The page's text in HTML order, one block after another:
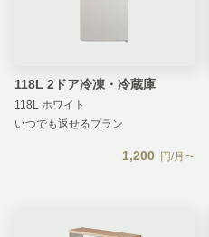
118L 2ドア冷凍・冷蔵庫
118L ホワイト
いつでも返せるプラン
1,200 円/月〜